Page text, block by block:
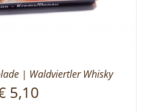
| Waldviertler Whisky
5,10